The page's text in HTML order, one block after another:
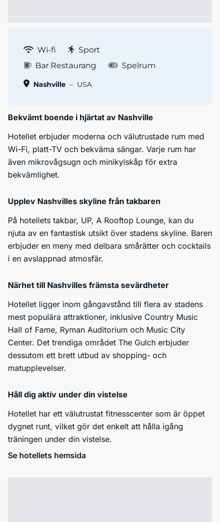
Wi-fi
Sport
Bar Restaurang
Spelrum
Nashville – USA
Bekvämt boende i hjärtat av Nashville
Hotellet erbjuder moderna och välutrustade rum med
Wi-Fi, platt-TV och bekväma sängar. Varje rum har
även mikrovågsugn och minikylskåp för extra
bekvämlighet.
Upplev Nashvilles skyline från takbaren
På hotellets takbar, UP, A Rooftop Lounge, kan du
njuta av en fantastisk utsikt över stadens skyline. Baren
erbjuder en meny med delbara smårätter och cocktails
i en avslappnad atmosfär.
Närhet till Nashvilles främsta sevärdheter
Hotellet ligger inom gångavstånd till flera av stadens
mest populära attraktioner, inklusive Country Music
Hall of Fame, Ryman Auditorium och Music City
Center. Det trendiga området The Gulch erbjuder
dessutom ett brett utbud av shopping- och
matupplevelser.
Håll dig aktiv under din vistelse
Hotellet har ett välutrustat fitnesscenter som är öppet
dygnet runt, vilket gör det enkelt att hålla igång
träningen under din vistelse.
Se hotellets hemsida